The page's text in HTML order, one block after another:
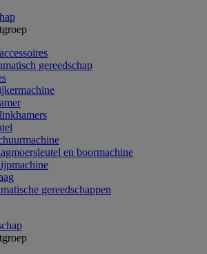
gereedschap
en boormachine
gereedschappen